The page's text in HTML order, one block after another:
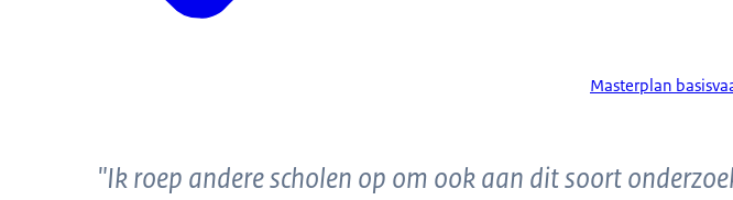
Masterplan
"Ik roep andere scholen op om ook aan dit soort